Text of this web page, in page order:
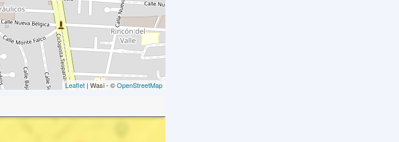
Leaflet | Wasi - ©OpenStreetMap